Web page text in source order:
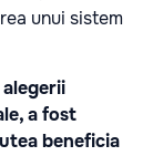
unui sistem
a fost
beneficia